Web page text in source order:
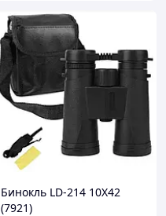
Бинокль LD-214 10X42
(7921)